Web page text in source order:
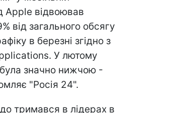
Apple відвоював
від загального обсягу
в березні згідно з
У лютому
значно нижчою -
"Росія 24".
тримався в лідерах в